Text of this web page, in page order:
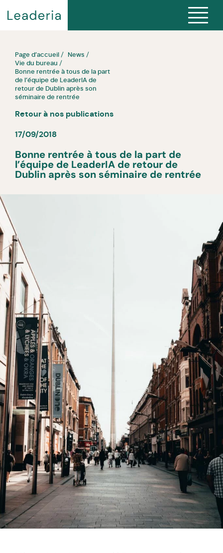
Page d’accueil
News
Vie du bureau
Bonne rentrée à tous de la part
de l’équipe de LeaderIA de
retour de Dublin après son
séminaire de rentrée
Retour à nos publications
17/09/2018
Bonne rentrée à tous de la part de
l’équipe de LeaderIA de retour de
Dublin après son séminaire de rentrée